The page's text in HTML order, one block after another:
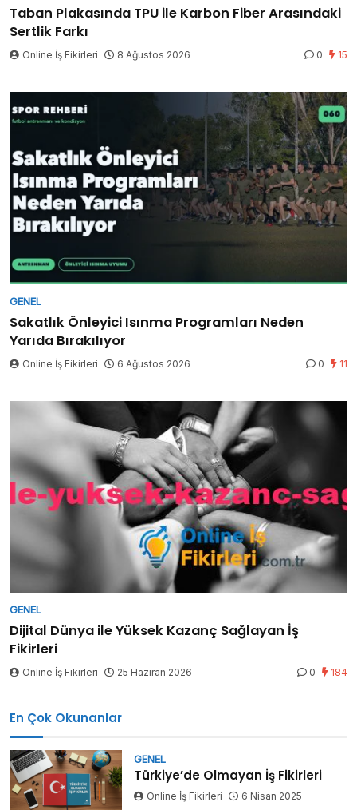
Taban Plakasında TPU ile Karbon Fiber Arasındaki
Sertlik Farkı
Online İş Fikirleri 8 Ağustos 2026 0 15
GENEL
Sakatlık Önleyici Isınma Programları Neden
Yarıda Bırakılıyor
Online İş Fikirleri 6 Ağustos 2026 0 11
GENEL
Dijital Dünya ile Yüksek Kazanç Sağlayan İş
Fikirleri
Online İş Fikirleri 25 Haziran 2026 0 184
En Çok Okunanlar
GENEL
Türkiye’de Olmayan İş Fikirleri
Online İş Fikirleri 6 Nisan 2025